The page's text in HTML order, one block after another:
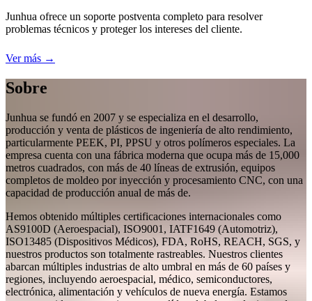
Junhua ofrece un soporte postventa completo para resolver
problemas técnicos y proteger los intereses del cliente.
Ver más →
Sobre
Junhua se fundó en 2007 y se especializa en el desarrollo,
producción y venta de plásticos de ingeniería de alto rendimiento,
particularmente PEEK, PI, PPSU y otros polímeros especiales. La
empresa cuenta con una fábrica moderna que ocupa más de 15,000
metros cuadrados, con más de 40 líneas de extrusión, equipos
completos de moldeo por inyección y procesamiento CNC, con una
capacidad de producción anual de más de.
Hemos obtenido múltiples certificaciones internacionales como
AS9100D (Aeroespacial), ISO9001, IATF1649 (Automotriz),
ISO13485 (Dispositivos Médicos), FDA, RoHS, REACH, SGS, y
nuestros productos son totalmente rastreables. Nuestros clientes
abarcan múltiples industrias de alto umbral en más de 60 países y
regiones, incluyendo aeroespacial, médico, semiconductores,
electrónica, alimentación y vehículos de nueva energía. Estamos